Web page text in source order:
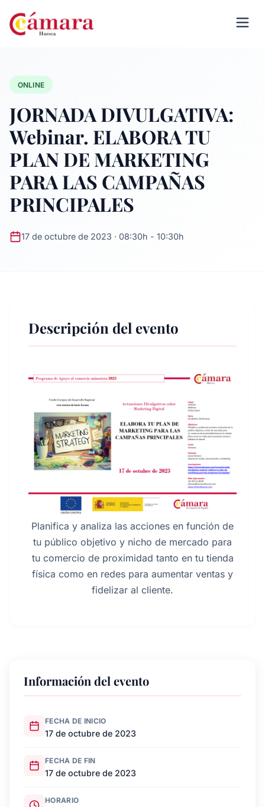
ONLINE
JORNADA DIVULGATIVA:
Webinar. ELABORA TU
PLAN DE MARKETING
PARA LAS CAMPAÑAS
PRINCIPALES
17 de octubre de 2023 · 08:30h - 10:30h
Descripción del evento
Planifica y analiza las acciones en función de
tu público objetivo y nicho de mercado para
tu comercio de proximidad tanto en tu tienda
física como en redes para aumentar ventas y
fidelizar al cliente.
Información del evento
FECHA DE INICIO
17 de octubre de 2023
FECHA DE FIN
17 de octubre de 2023
HORARIO